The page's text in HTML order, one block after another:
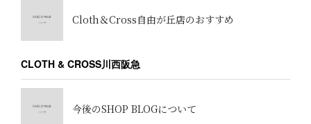
Cloth＆Cross自由が丘店のおすすめ
CLOTH & CROSS川西阪急
今後のSHOP BLOGについて